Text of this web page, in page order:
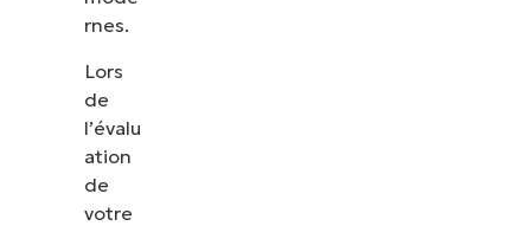
rnes.
Lors
de
l’évalu
ation
de
votre